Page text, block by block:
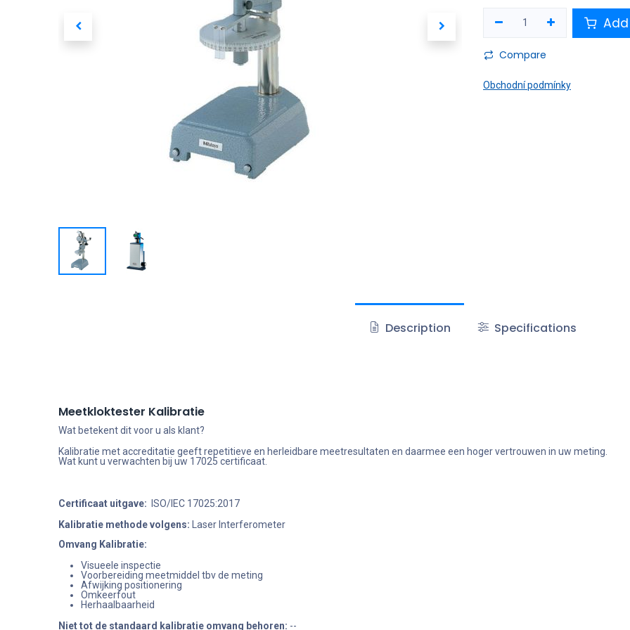
Compare
Obchodní podmínky
Description Specifications
Meetkloktester Kalibratie
Wat betekent dit voor u als klant?
Kalibratie met accreditatie geeft repetitieve en herleidbare meetresultaten en daarmee een hoger vertrouwen in uw meting.
Wat kunt u verwachten bij uw 17025 certificaat.
Certificaat uitgave: ISO/IEC 17025:2017
Kalibratie methode volgens: Laser Interferometer
Omvang Kalibratie:
Visueele inspectie
Voorbereiding meetmiddel tbv de meting
Afwijking positionering
Omkeerfout
Herhaalbaarheid
Niet tot de standaard kalibratie omvang behoren: --